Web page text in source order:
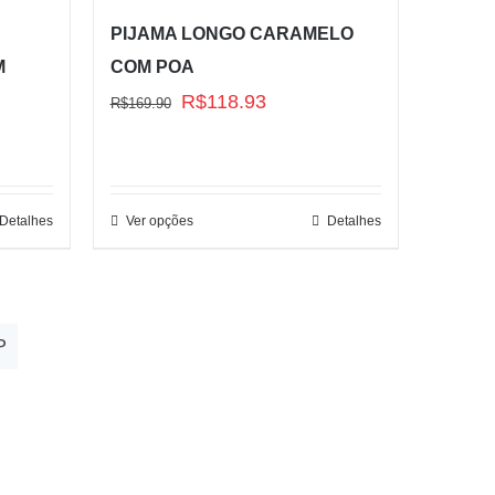
Detalhes
PIJAMA LONGO CARAMELO
COM POA
R$169.90
O
R$169.90.
R$118.93O
R$118.93.
Ver opções Detalhes